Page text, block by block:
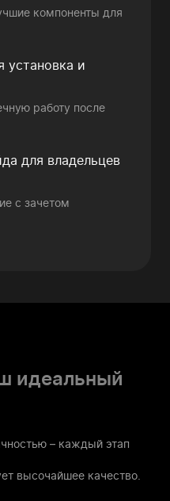
компоненты для
установка и
работу после
для владельцев
с зачетом
идеальный
– каждый этап
высочайшее качество.